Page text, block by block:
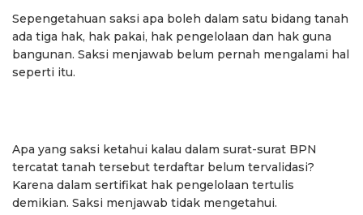
Sepengetahuan saksi apa boleh dalam satu bidang tanah
ada tiga hak, hak pakai, hak pengelolaan dan hak guna
bangunan. Saksi menjawab belum pernah mengalami hal
seperti itu.
Apa yang saksi ketahui kalau dalam surat-surat BPN
tercatat tanah tersebut terdaftar belum tervalidasi?
Karena dalam sertifikat hak pengelolaan tertulis
demikian. Saksi menjawab tidak mengetahui.